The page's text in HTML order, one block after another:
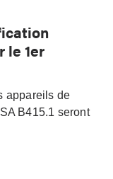
le 1er
appareils de
B415.1 seront